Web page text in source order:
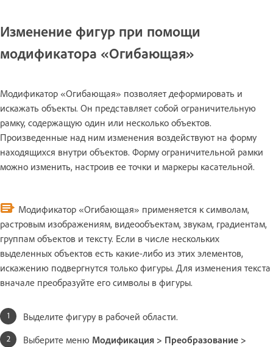
Изменение фигур при помощи
модификатора «Огибающая»
Модификатор «Огибающая» позволяет деформировать и
искажать объекты. Он представляет собой ограничительную
рамку, содержащую один или несколько объектов.
Произведенные над ним изменения воздействуют на форму
находящихся внутри объектов. Форму ограничительной рамки
можно изменить, настроив ее точки и маркеры касательной.
Модификатор «Огибающая» применяется к символам,
растровым изображениям, видеообъектам, звукам, градиентам,
группам объектов и тексту. Если в числе нескольких
выделенных объектов есть какие-либо из этих элементов,
искажению подвергнутся только фигуры. Для изменения текста
вначале преобразуйте его символы в фигуры.
Выделите фигуру в рабочей области.
Выберите меню Модификация > Преобразование >